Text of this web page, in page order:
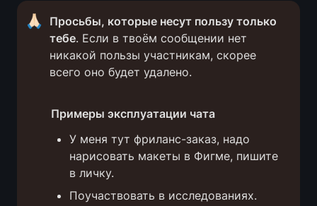
🙏🏻
Просьбы, которые несут пользу только
тебе. Если в твоём сообщении нет
никакой пользы участникам, скорее
всего оно будет удалено.
Примеры эксплуатации чата
У меня тут фриланс-заказ, надо
нарисовать макеты в Фигме, пишите
в личку.
Поучаствовать в исследованиях.